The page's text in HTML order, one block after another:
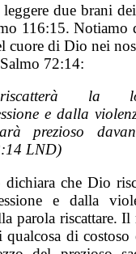
due brani
116:15. Notiamo
cuore di Dio nei
72:14:
la
e dalla
prezioso
LND)
dichiara che Dio
e dalla
parola riscattare. Il
qualcosa di